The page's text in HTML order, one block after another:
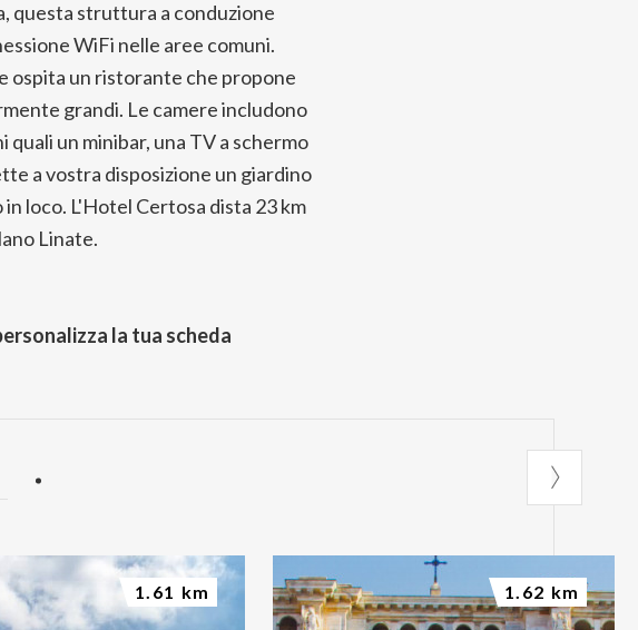
questa struttura a conduzione
WiFi nelle aree comuni.
ospita un ristorante che propone
grandi. Le camere includono
un minibar, una TV a schermo
a vostra disposizione un giardino
loco. L'Hotel Certosa dista 23 km
Linate.
la tua scheda
1.61 km 1.62 km